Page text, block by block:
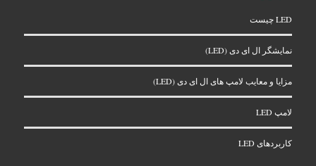
LED چیست
نمایشگر ال‌ ای‌ دی (LED)
مزایا و معایب لامپ های ال ای دی (LED)
لامپ LED
کاربردهای LED